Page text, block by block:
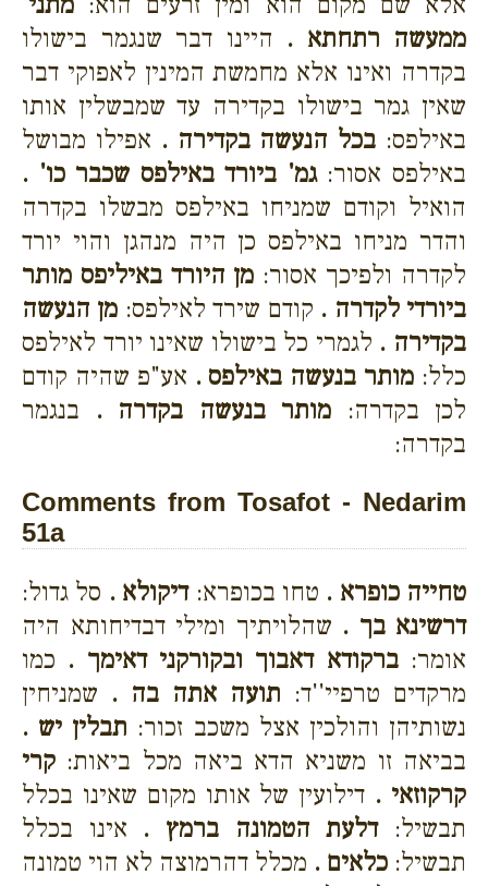
ממעשה רתחתא . היינו דבר שנגמר בישולו
בקדרה ואינו אלא מחמשת המינין לאפוקי דבר
שאין גמר בישולו בקדירה עד שמבשלין אותו
באילפס: בכל הנעשה בקדירה . אפילו מבושל
באילפס אסור:גמ' ביורד באילפס שכבר כו' .
הואיל וקודם שמניחו באילפס מבשלו בקדרה
והדר מניחו באילפס כן היה מנהגן והוי יורד
לקדרה ולפיכך אסור: מן היורד באיליפס מותר
ביורדי לקדרה . קודם שירד לאילפס: מן הנעשה
בקדירה . לגמרי כל בישולו שאינו יורד לאילפס
כלל: מותר בנעשה באילפס . אע"פ שהיה קודם
לכן בקדרה: מותר בנעשה בקדרה . בנגמר
בקדרה:
Comments from Tosafot - Nedarim
51a
טחייה כופרא . טחו בכופרא:דיקולא . סל גדול:
דרשינא בך . שהלויתיך ומילי דבדיחותא היה
אומר:ברקודא דאבוך ובקורקני דאימך . כמו
מרקדים טרפיי''ד: תועה אתה בה . שמניחין
נשותיהן והולכין אצל משכב זכור: תבלין יש .
בביאה זו משניא הדא ביאה מכל ביאות: קרי
קרקוזאי . דילועין של אותו מקום שאינו בכלל
תבשיל:דלעת הטמונה ברמץ . אינו בכלל
תבשיל: כלאים . מכלל דהרמוצה לא הוי טמונה